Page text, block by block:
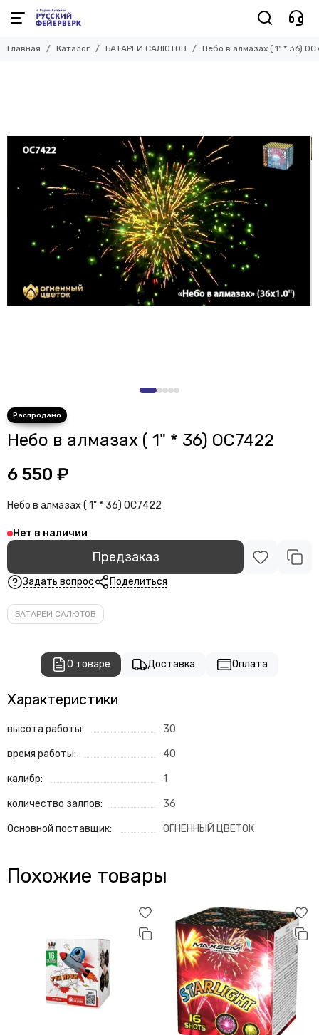
Главная Каталог БАТАРЕИ САЛЮТОВ Небо в алмазах ( 1" * 36)
Небо в алмазах ( 1" * 36) ОС7422
6 550 ₽
Небо в алмазах ( 1" * 36) ОС7422
Нет в наличии
Предзаказ
Задать вопрос Поделиться
БАТАРЕИ САЛЮТОВ
О товаре Доставка Оплата
Характеристики
высота работы: 30
время работы: 40
калибр: 1
количество залпов: 36
Основной поставщик: ОГНЕННЫЙ ЦВЕТОК
Похожие товары